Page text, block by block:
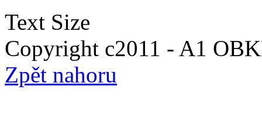
Text Size
Copyright c2011 - A1
Zpět nahoru